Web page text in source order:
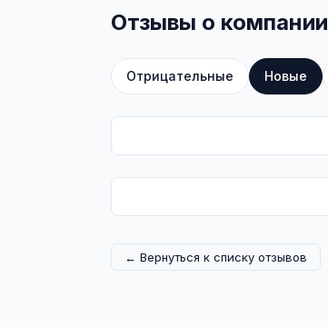
Отзывы о компании
Отрицательные Новые
← Вернуться к списку отзывов